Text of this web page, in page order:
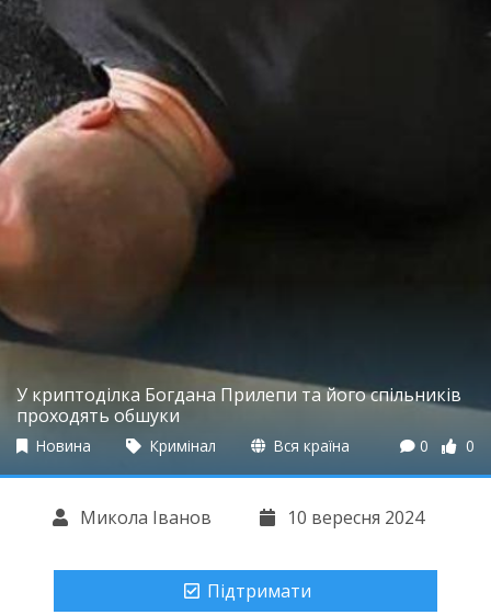
У криптоділка Богдана Прилепи та його спільників
проходять обшуки
Новина Кримінал Вся країна 0 0
Микола Іванов 10 вересня 2024
Підтримати